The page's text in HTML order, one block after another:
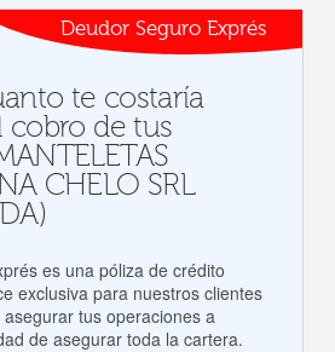
Deudor Seguro Exprés
te costaría
cobro de tus
CHELO SRL
es una póliza de crédito
exclusiva para nuestros clientes
tus operaciones a
de asegurar toda la cartera.